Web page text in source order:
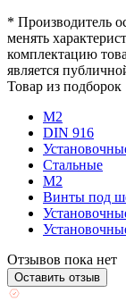
* Производитель
менять
комплектацию
является
Товар из подборок
М2
DIN 916
Стальные
М2
Винты под
Отзывов пока нет
Оставить отзыв